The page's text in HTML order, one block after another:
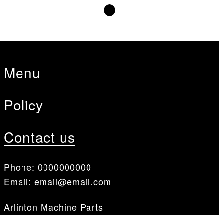
Menu
Policy
Contact us
Phone: 0000000000
Email: email@email.com
Arlinton Machine Parts